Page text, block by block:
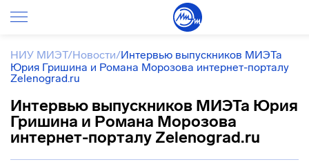
НИУ МИЭТ/Новости/Интервью выпускников МИЭТа
Юрия Гришина и Романа Морозова интернет-порталу
Zelenograd.ru
Интервью выпускников МИЭТа Юрия
Гришина и Романа Морозова
интернет-порталу Zelenograd.ru